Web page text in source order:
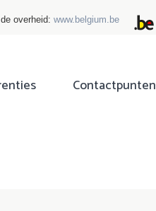
overheid: www.belgium.be
Contactpunten